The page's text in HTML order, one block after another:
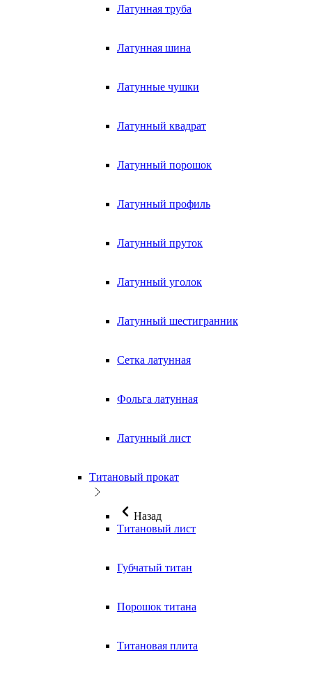
Латунная труба
Латунная шина
Латунные чушки
Латунный квадрат
Латунный порошок
Латунный профиль
Латунный пруток
Латунный уголок
Латунный шестигранник
Сетка латунная
Фольга латунная
Латунный лист
Титановый прокат
Назад
Титановый лист
Губчатый титан
Порошок титана
Титановая плита